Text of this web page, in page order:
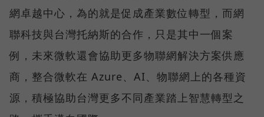
網卓越中心，為的就是促成產業數位轉型，而網
聯科技與台灣托納斯的合作，只是其中一個案
例，未來微軟還會協助更多物聯網解決方案供應
商，整合微軟在 Azure、AI、物聯網上的各種資
源，積極協助台灣更多不同產業踏上智慧轉型之